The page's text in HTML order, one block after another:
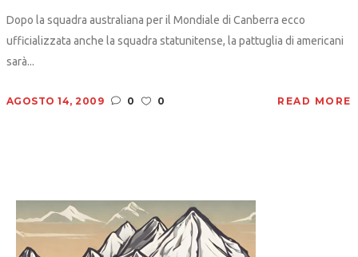
Dopo la squadra australiana per il Mondiale di Canberra ecco
ufficializzata anche la squadra statunitense, la pattuglia di americani
sarà...
AGOSTO 14, 2009 0 0 READ MORE